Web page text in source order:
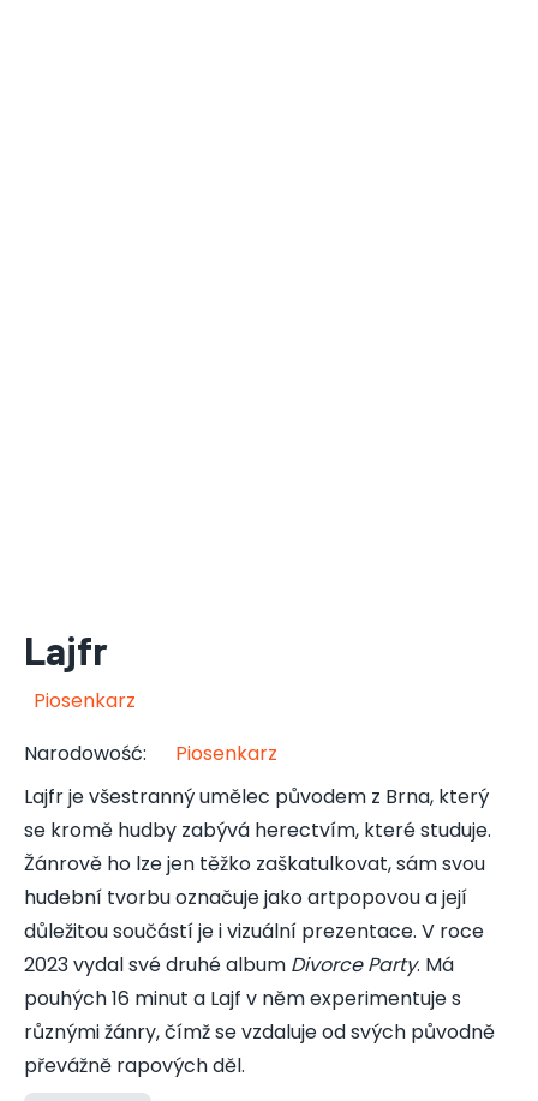
Lajfr
Piosenkarz
Narodowość:
Piosenkarz
Lajfr je všestranný umělec původem z Brna, který
se kromě hudby zabývá herectvím, které studuje.
Žánrově ho lze jen těžko zaškatulkovat, sám svou
hudební tvorbu označuje jako artpopovou a její
důležitou součástí je i vizuální prezentace. V roce
2023 vydal své druhé album Divorce Party. Má
pouhých 16 minut a Lajf v něm experimentuje s
různými žánry, čímž se vzdaluje od svých původně
převážně rapových děl.